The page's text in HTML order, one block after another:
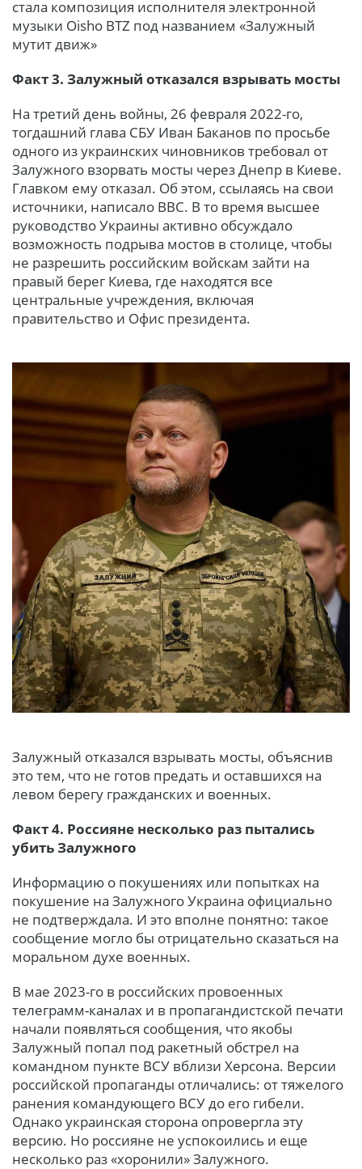
стала композиция исполнителя электронной
музыки Oisho BTZ под названием «Залужный
мутит движ»
Факт 3. Залужный отказался взрывать мосты
На третий день войны, 26 февраля 2022-го,
тогдашний глава СБУ Иван Баканов по просьбе
одного из украинских чиновников требовал от
Залужного взорвать мосты через Днепр в Киеве.
Главком ему отказал. Об этом, ссылаясь на свои
источники, написало BBC. В то время высшее
руководство Украины активно обсуждало
возможность подрыва мостов в столице, чтобы
не разрешить российским войскам зайти на
правый берег Киева, где находятся все
центральные учреждения, включая
правительство и Офис президента.
Залужный отказался взрывать мосты, объяснив
это тем, что не готов предать и оставшихся на
левом берегу гражданских и военных.
Факт 4. Россияне несколько раз пытались
убить Залужного
Информацию о покушениях или попытках на
покушение на Залужного Украина официально
не подтверждала. И это вполне понятно: такое
сообщение могло бы отрицательно сказаться на
моральном духе военных.
В мае 2023-го в российских провоенных
телеграмм-каналах и в пропагандистской печати
начали появляться сообщения, что якобы
Залужный попал под ракетный обстрел на
командном пункте ВСУ вблизи Херсона. Версии
российской пропаганды отличались: от тяжелого
ранения командующего ВСУ до его гибели.
Однако украинская сторона опровергла эту
версию. Но россияне не успокоились и еще
несколько раз «хоронили» Залужного.